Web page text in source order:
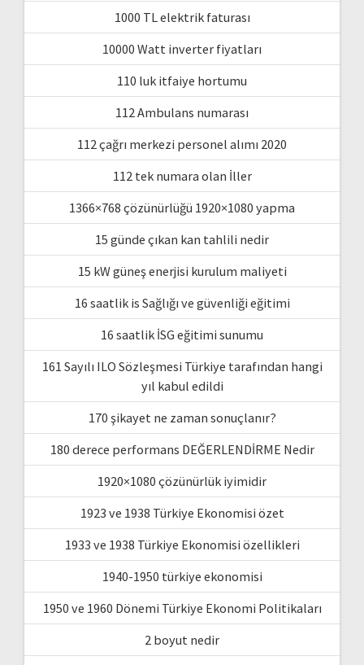
1000 TL elektrik faturası
10000 Watt inverter fiyatları
110 luk itfaiye hortumu
112 Ambulans numarası
112 çağrı merkezi personel alımı 2020
112 tek numara olan İller
1366×768 çözünürlüğü 1920×1080 yapma
15 günde çıkan kan tahlili nedir
15 kW güneş enerjisi kurulum maliyeti
16 saatlik is Sağlığı ve güvenliği eğitimi
16 saatlik İSG eğitimi sunumu
161 Sayılı ILO Sözleşmesi Türkiye tarafından hangi
yıl kabul edildi
170 şikayet ne zaman sonuçlanır?
180 derece performans DEĞERLENDİRME Nedir
1920×1080 çözünürlük iyimidir
1923 ve 1938 Türkiye Ekonomisi özet
1933 ve 1938 Türkiye Ekonomisi özellikleri
1940-1950 türkiye ekonomisi
1950 ve 1960 Dönemi Türkiye Ekonomi Politikaları
2 boyut nedir